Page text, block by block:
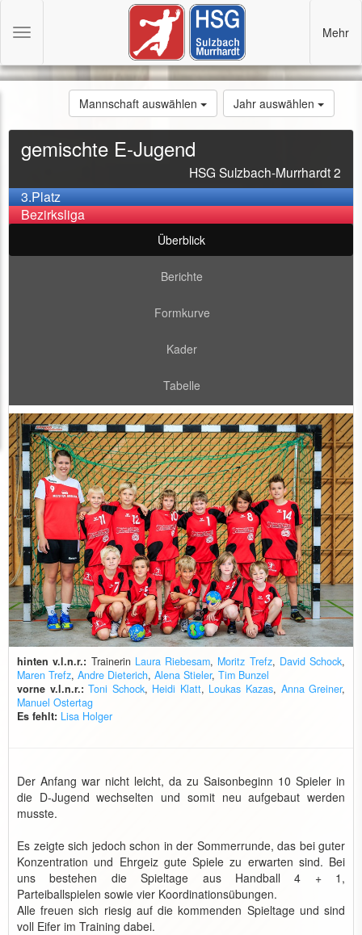
Mannschaft auswählen Jahr auswählen
gemischte E-Jugend
HSG Sulzbach-Murrhardt 2
3.Platz
Bezirksliga
Überblick
Berichte
Formkurve
Kader
Tabelle
hinten v.l.n.r.: Trainerin Laura Riebesam, Moritz Trefz, David Schock,
Maren Trefz, Andre Dieterich, Alena Stieler, Tim Bunzel
vorne v.l.n.r.: Toni Schock, Heidi Klatt, Loukas Kazas, Anna Greiner,
Manuel Ostertag
Es fehlt: Lisa Holger
Der Anfang war nicht leicht, da zu Saisonbeginn 10 Spieler in
die D-Jugend wechselten und somit neu aufgebaut werden
musste.
Es zeigte sich jedoch schon in der Sommerrunde, das bei guter
Konzentration und Ehrgeiz gute Spiele zu erwarten sind. Bei
uns bestehen die Spieltage aus Handball 4 + 1,
Parteiballspielen sowie vier Koordinationsübungen.
Alle freuen sich riesig auf die kommenden Spieltage und sind
voll Eifer im Training dabei.
Toggle
Mehr